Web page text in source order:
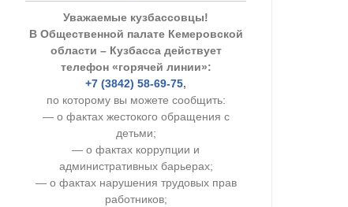
Уважаемые кузбассовцы!
В Общественной палате Кемеровской
области – Кузбасса действует
телефон «горячей линии»:
+7 (3842) 58-69-75,
по которому вы можете сообщить:
— о фактах жестокого обращения с
детьми;
— о фактах коррупции и
административных барьерах;
— о фактах нарушения трудовых прав
работников;